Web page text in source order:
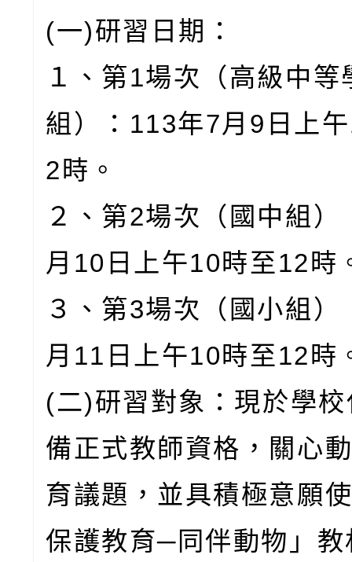
(一)研習日期：
１、第1場次（高級中等
組）：113年7月9日上
2時。
２、第2場次（國中組
月10日上午10時至12時
３、第3場次（國小組
月11日上午10時至12時
(二)研習對象：現於學
備正式教師資格，關心
育議題，並具積極意願
保護教育─同伴動物」教